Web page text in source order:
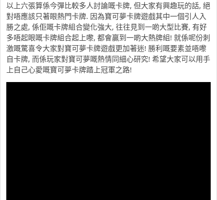
以上六張算係今彈比較多人討論嘅卡牌, 但大家有興趣玩的話, 絕
對唔應該只著眼熱門卡牌. 因為寶可夢卡牌遊戲其中一個引人入
勝之處, 係佢嘅卡牌組合變化強大, 往往見到一啲大型比賽, 有好
多唔起眼嘅卡牌組合起上嚟, 都會贏到一啲大熱牌組! 就係呢份刺
激嘅驚喜令大家對寶可夢卡牌遊戲更加著迷! 勝利嘅要素並唔嚟
自卡牌, 而係玩家對寶可夢嘅熱情同細心研究! 希望大家可以用手
上自己心愛嘅寶可夢卡牌踏上冠軍之路!